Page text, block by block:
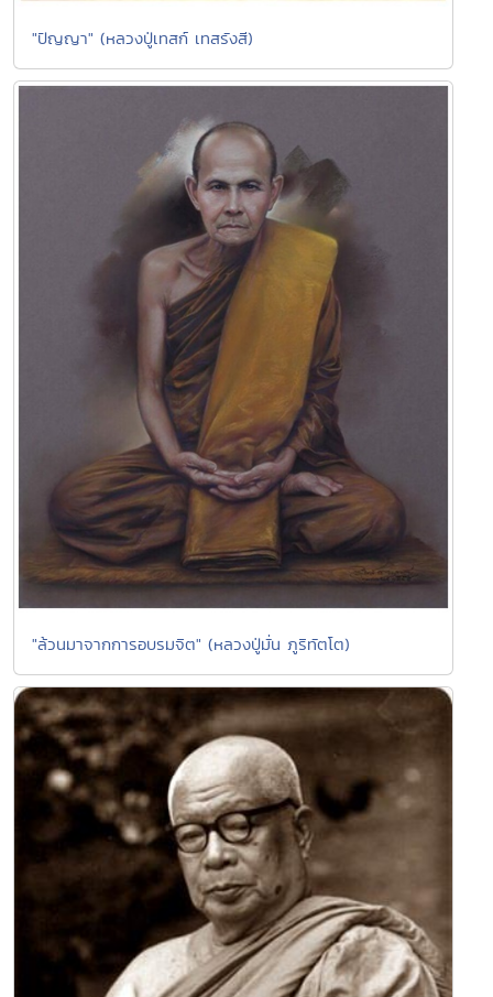
"ปัญญา" (หลวงปู่เทสก์ เทสรังสี)
"ล้วนมาจากการอบรมจิต" (หลวงปู่มั่น ภูริทัตโต)